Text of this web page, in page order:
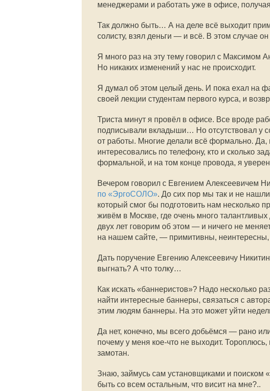
менеджерами и работать уже в офисе,
Так должно быть… А на деле всё выходит
солисту, взял деньги — и всё. В этом случае он
Я много раз на эту тему говорил с Максимом
Но никаких изменений у нас не происходит.
Я думал об этом целый день. И пока ехал на
своей лекции студентам первого курса, и
Триста минут я провёл в офисе. Все вроде
подписывали вкладыши… Но отсутствовал у
от работы. Многие делали всё формально.
интересовались по телефону, кто и сколько
формальной, и на том конце провода, я
Вечером говорил с Евгением Алексеевичем
по «ЭргоСОЛО». До сих пор мы так и не нашли
который смог бы подготовить нам несколько
живём в Москве, где очень много
двух лет говорим об этом — и ничего не
на нашем сайте, — примитивны, неинтересны,
Дать поручение Евгению Алексеевичу
выгнать? А что толку…
Как искать «баннеристов»? Надо несколько
найти интересные баннеры, связаться с
этим людям баннеры. На это может уйти
Да нет, конечно, мы всего добьёмся — рано
почему у меня кое-что не выходит.
замотан.
Знаю, займусь сам установщиками и поиском
быть со всем остальным, что висит на мне?..